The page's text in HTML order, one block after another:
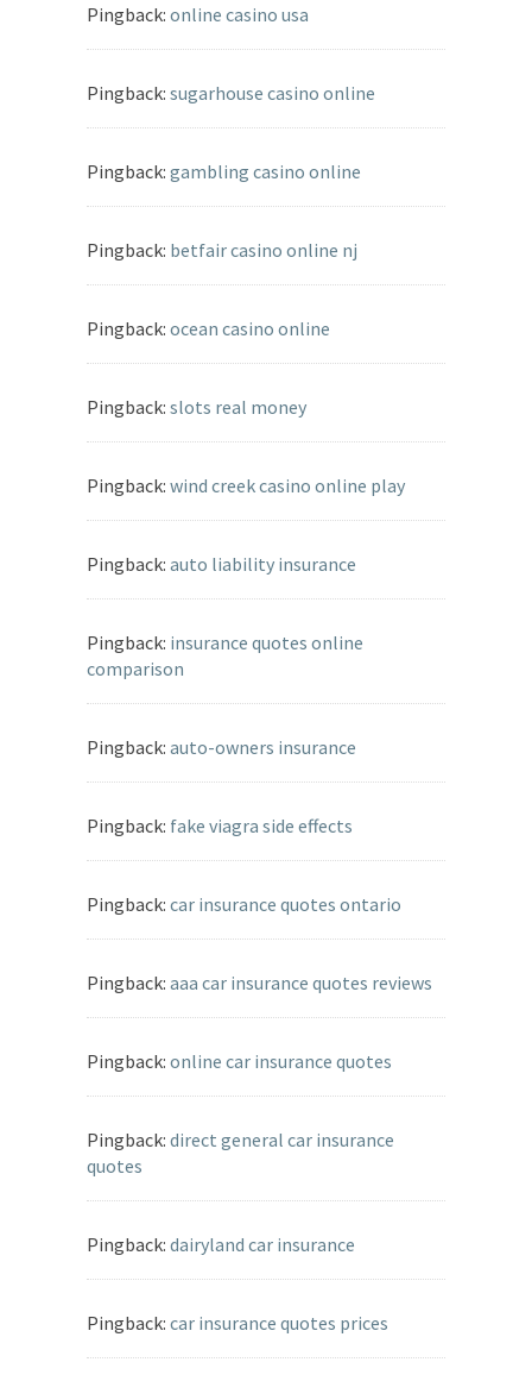
Pingback: online casino usa
Pingback: sugarhouse casino online
Pingback: gambling casino online
Pingback: betfair casino online nj
Pingback: ocean casino online
Pingback: slots real money
Pingback: wind creek casino online play
Pingback: auto liability insurance
Pingback: insurance quotes online
comparison
Pingback: auto-owners insurance
Pingback: fake viagra side effects
Pingback: car insurance quotes ontario
Pingback: aaa car insurance quotes reviews
Pingback: online car insurance quotes
Pingback: direct general car insurance
quotes
Pingback: dairyland car insurance
Pingback: car insurance quotes prices